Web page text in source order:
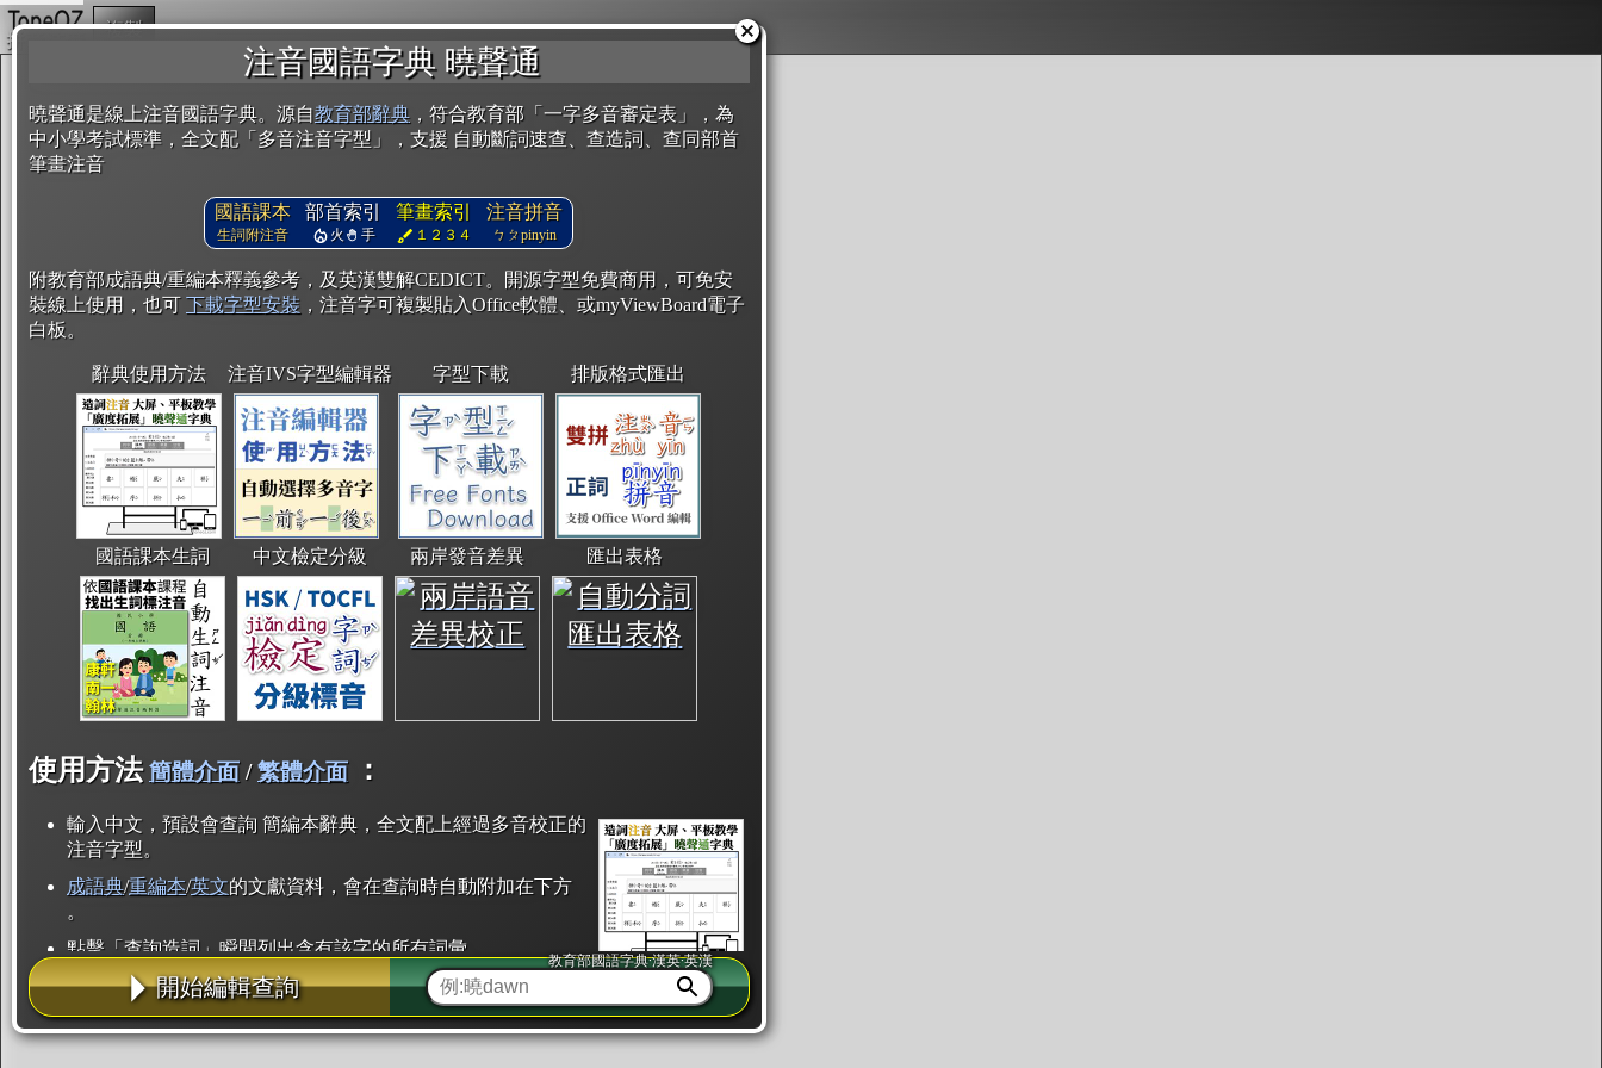
注音國語字典 曉聲通
曉聲通是線上注音國語字典。源自教育部辭典 ，符合教育部「一字多音審定表」，為
中小學考試標準，全文配「多音注音字型」，支援 自動斷詞速查、查造詞、查同部首
筆畫注音
國語課本
生詞附注音
部首索引
火 手
筆畫索引
１２３４
注音拼音
ㄅㄆpinyin
附教育部成語典/重編本釋義參考，及英漢雙解CEDICT。開源字型免費商用，可免安
裝線上使用，也可 下載字型安裝 ，注音字可複製貼入Office軟體、或myViewBoard電子
白板。
辭典使用方法 注音IVS字型編輯器 字型下載 排版格式匯出
國語課本生詞 中文檢定分級 兩岸發音差異 匯出表格
使用方法 簡體介面/繁體介面 ：
輸入中文，預設會查詢 簡編本辭典，全文配上經過多音校正的
注音字型。
成語典/重編本/英文的文獻資料，會在查詢時自動附加在下方
。
點擊「查詢造詞」瞬間列出含有該字的所有詞彙。
點「部首」瞬間列出所有「同部首字」。也支援查詢「同注音」或「同筆畫」。
辭典解釋的全文都經過自動斷詞，點擊便可瞬間「連續查詢」此字詞的解釋，不
用手動重複輸入。
開始編輯查詢
教育部國語字典·漢英·英漢
複製